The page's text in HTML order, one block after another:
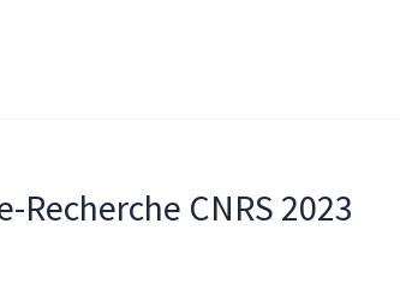
Recherche CNRS 2023